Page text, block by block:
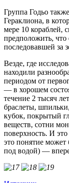
Группа Годьо
Гераклиона, в
мере 10 кораблей,
предположить,
последовавшей за
Везде, где
находили
периодом от
— в хорошем
течение 2 тысяч
браслеты,
кубок, покрытый
веществ, сотни
поверхность. И
это понятие может
под водой) —